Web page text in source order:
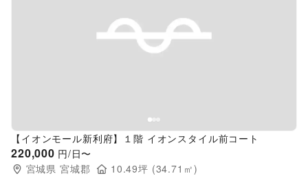
Previous slide
【イオンモール新利府】１階 イオンスタイル前コート
220,000 円/日〜
宮城県 宮城郡 10.49坪 (34.71 ㎡)